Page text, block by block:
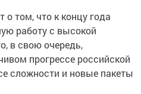
о том, что к концу года
работу с высокой
в свою очередь,
прогрессе российской
сложности и новые пакеты